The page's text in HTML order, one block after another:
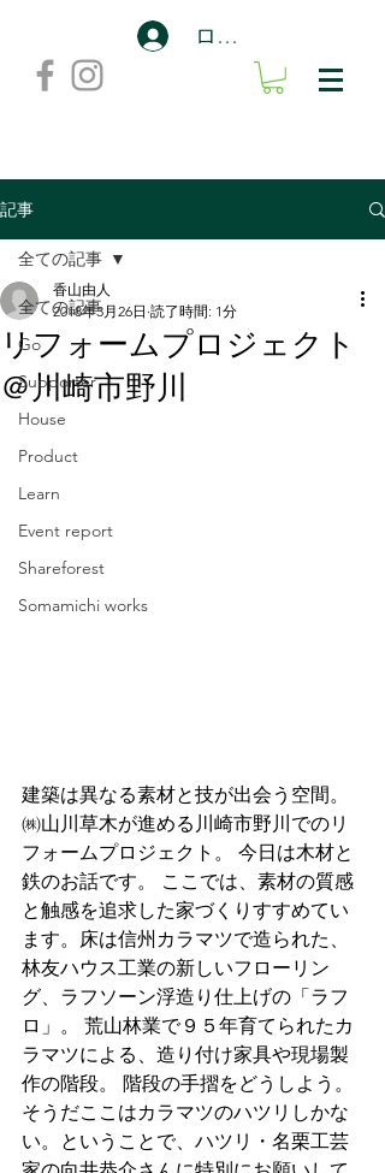
ログイン
記事
全ての記事
Go
Supporter
House
Product
Learn
Event report
Shareforest
Somamichi works
全ての記事
リフォームプロジェクト
＠川崎市野川
香山由人
2018年3月26日 読了時間: 1分
建築は異なる素材と技が出会う空間。
㈱山川草木が進める川崎市野川でのリ
フォームプロジェクト。 今日は木材と
鉄のお話です。 ここでは、素材の質感
と触感を追求した家づくりすすめてい
ます。床は信州カラマツで造られた、
林友ハウス工業の新しいフローリン
グ、ラフソーン浮造り仕上げの「ラフ
ロ」。 荒山林業で９５年育てられたカ
ラマツによる、造り付け家具や現場製
作の階段。 階段の手摺をどうしよう。
そうだここはカラマツのハツリしかな
い。ということで、ハツリ・名栗工芸